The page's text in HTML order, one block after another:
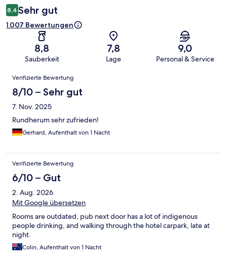
8,4 Sehr gut
1.007 Bewertungen
8,8
Sauberkeit
7,8
Lage
9,0
Personal & Service
Bewertungen
Verifizierte Bewertung
8/10 – Sehr gut
7. Nov. 2025
Rundherum sehr zufrieden!
Gerhard, Aufenthalt von 1 Nacht
Verifizierte Bewertung
6/10 – Gut
2. Aug. 2026
Mit Google übersetzen
Rooms are outdated, pub next door has a lot of indigenous
people drinking, and walking through the hotel carpark, late at
night.
Colin, Aufenthalt von 1 Nacht